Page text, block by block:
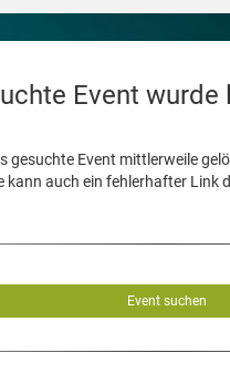
Event
gesuchte Event mittlerweile
kann auch ein fehlerhafter Link
Event suchen